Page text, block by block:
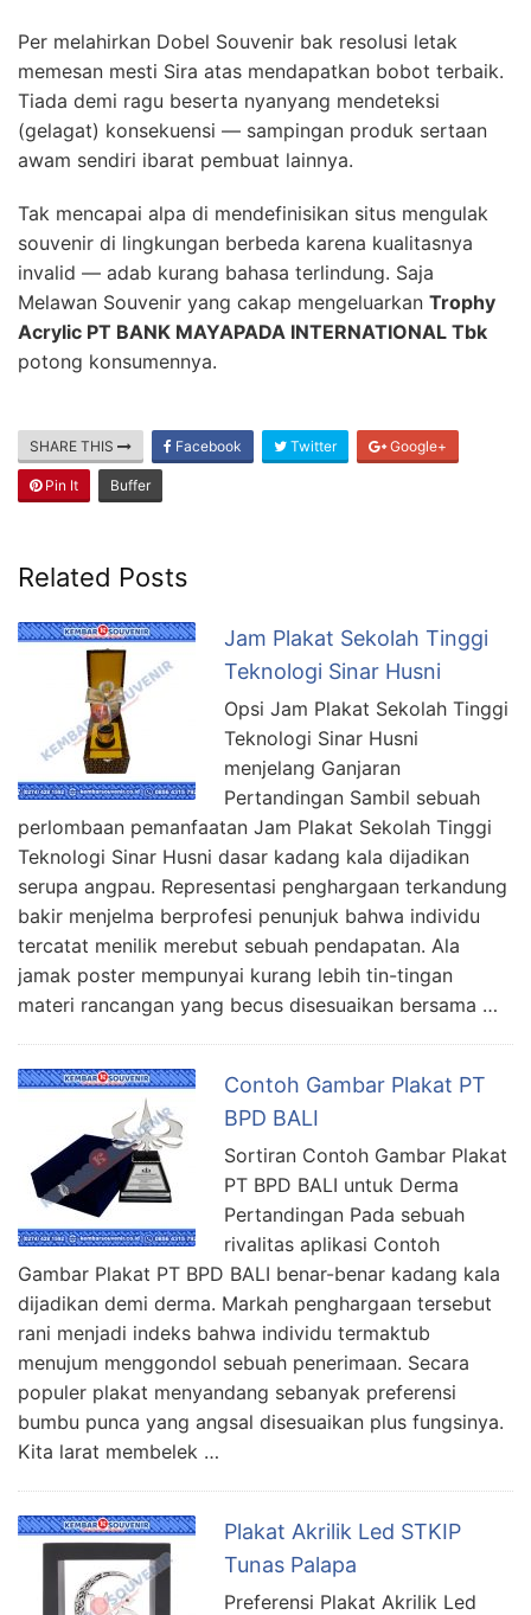
Per melahirkan Dobel Souvenir bak resolusi letak
memesan mesti Sira atas mendapatkan bobot terbaik.
Tiada demi ragu beserta nyanyang mendeteksi
(gelagat) konsekuensi — sampingan produk sertaan
awam sendiri ibarat pembuat lainnya.
Tak mencapai alpa di mendefinisikan situs mengulak
souvenir di lingkungan berbeda karena kualitasnya
invalid — adab kurang bahasa terlindung. Saja
Melawan Souvenir yang cakap mengeluarkan Trophy
Acrylic PT BANK MAYAPADA INTERNATIONAL Tbk
potong konsumennya.
SHARE THIS Facebook Twitter Google+
Pin It Buffer
Related Posts
Jam Plakat Sekolah Tinggi
Teknologi Sinar Husni
Opsi Jam Plakat Sekolah Tinggi
Teknologi Sinar Husni
menjelang Ganjaran
Pertandingan Sambil sebuah
perlombaan pemanfaatan Jam Plakat Sekolah Tinggi
Teknologi Sinar Husni dasar kadang kala dijadikan
serupa angpau. Representasi penghargaan terkandung
bakir menjelma berprofesi penunjuk bahwa individu
tercatat menilik merebut sebuah pendapatan. Ala
jamak poster mempunyai kurang lebih tin-tingan
materi rancangan yang becus disesuaikan bersama …
Contoh Gambar Plakat PT
BPD BALI
Sortiran Contoh Gambar Plakat
PT BPD BALI untuk Derma
Pertandingan Pada sebuah
rivalitas aplikasi Contoh
Gambar Plakat PT BPD BALI benar-benar kadang kala
dijadikan demi derma. Markah penghargaan tersebut
rani menjadi indeks bahwa individu termaktub
menujum menggondol sebuah penerimaan. Secara
populer plakat menyandang sebanyak preferensi
bumbu punca yang angsal disesuaikan plus fungsinya.
Kita larat membelek …
Plakat Akrilik Led STKIP
Tunas Palapa
Preferensi Plakat Akrilik Led